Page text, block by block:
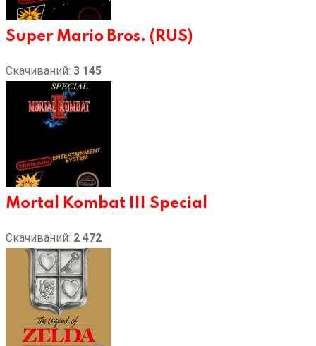
Super Mario Bros. (RUS)
Скачиваний: 3 145
Mortal Kombat III Special
Скачиваний: 2 472